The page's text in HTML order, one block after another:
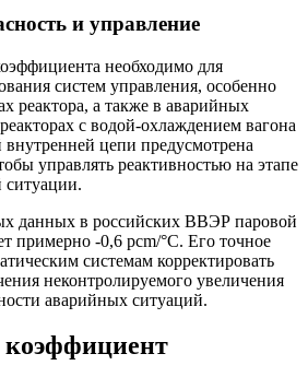
и управление
необходимо для
систем управления, особенно
реактора, а также в аварийных
с водой-охлаждением вагона
цепи предусмотрена
управлять реактивностью на этапе
ситуации.
данных в российских ВВЭР паровой
примерно -0,6 pcm/°C. Его точное
системам корректировать
неконтролируемого увеличения
аварийных ситуаций.
коэффициент